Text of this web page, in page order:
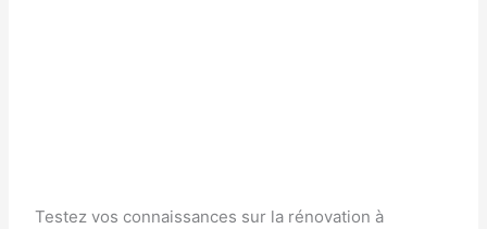
Testez vos connaissances sur la rénovation à